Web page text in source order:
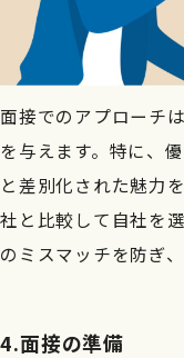
面接でのアプローチ
を与えます。特に、
と差別化された魅力
社と比較して自社を
のミスマッチを防ぎ
4.面接の準備